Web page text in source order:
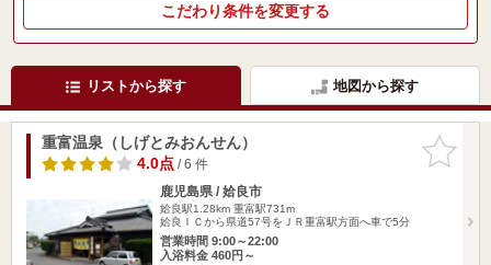
こだわり条件を変更する
リストから探す 地図から探す
お気に入
りに追加
重富温泉（しげとみおんせん）
4.0点/ 6 件
鹿児島県 / 姶良市
姶良駅1.28km 重富駅731m
姶良ＩＣから県道57号をＪＲ重富駅方面へ車で5分
営業時間 9:00～22:00
入浴料金 460円～